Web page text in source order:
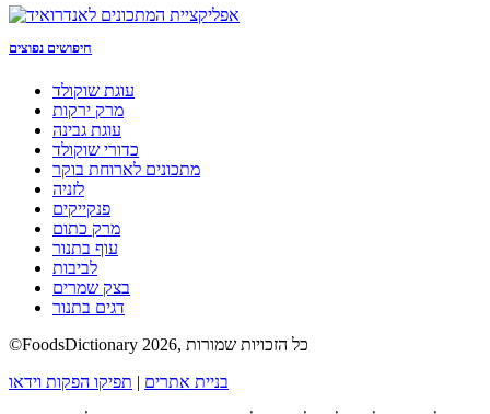
חיפושים נפוצים
עוגת שוקולד
מרק ירקות
עוגת גבינה
כדורי שוקולד
מתכונים לארוחת בוקר
לזניה
פנקייקים
מרק כתום
עוף בתנור
לביבות
בצק שמרים
דגים בתנור
©FoodsDictionary 2026, כל הזכויות שמורות
בניית אתרים | תפיקו הפקות וידאו